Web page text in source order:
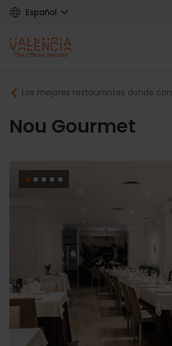
Skip
content
Español
Main
navigation
Breadcrumb
Los mejores restaurantes donde
Nou Gourmet